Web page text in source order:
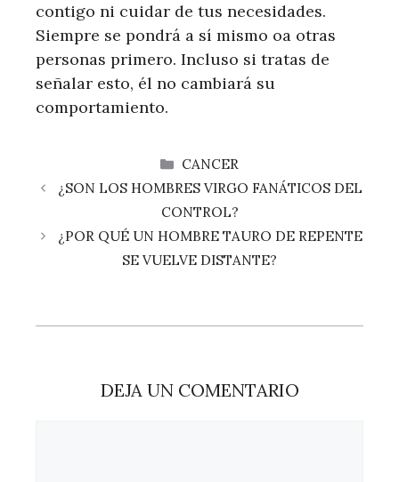
contigo ni cuidar de tus necesidades.
Siempre se pondrá a sí mismo oa otras
personas primero. Incluso si tratas de
señalar esto, él no cambiará su
comportamiento.
CATEGORÍAS
CANCER
¿SON LOS HOMBRES VIRGO FANÁTICOS DEL
CONTROL?
¿POR QUÉ UN HOMBRE TAURO DE REPENTE
SE VUELVE DISTANTE?
DEJA UN COMENTARIO